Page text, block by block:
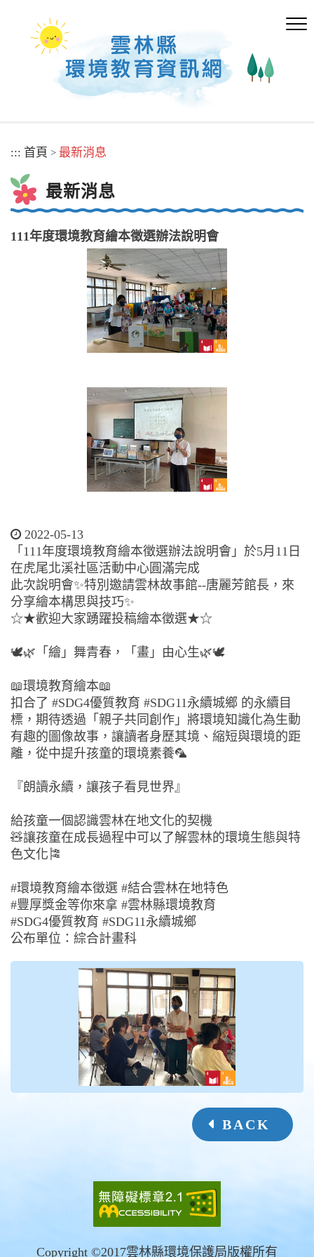
::: 首頁 > 最新消息
最新消息
111年度環境教育繪本徵選辦法說明會
2022-05-13
「111年度環境教育繪本徵選辦法說明會」於5月11日
在虎尾北溪社區活動中心圓滿完成
此次說明會✨特別邀請雲林故事館--唐麗芳館長，來
分享繪本構思與技巧✨
☆★歡迎大家踴躍投稿繪本徵選★☆
🕊🌿「繪」舞青春，「畫」由心生🌿🕊
📖環境教育繪本📖
扣合了 #SDG4優質教育 #SDG11永續城鄉 的永續目
標，期待透過「親子共同創作」將環境知識化為生動
有趣的圖像故事，讓讀者身歷其境、縮短與環境的距
離，從中提升孩童的環境素養🦜
『朗讀永續，讓孩子看見世界』
給孩童一個認識雲林在地文化的契機
🧸讓孩童在成長過程中可以了解雲林的環境生態與特
色文化🎏
#環境教育繪本徵選 #結合雲林在地特色
#豐厚獎金等你來拿 #雲林縣環境教育
#SDG4優質教育 #SDG11永續城鄉
公布單位：綜合計畫科
BACK
Copyright ©2017雲林縣環境保護局版權所有